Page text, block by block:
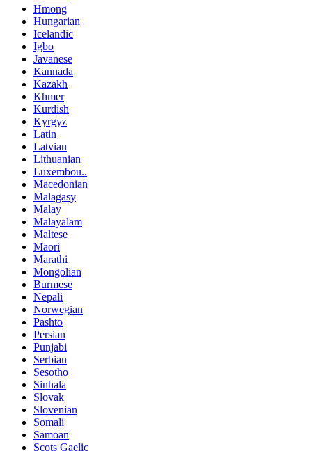
Hmong
Hungarian
Icelandic
Igbo
Javanese
Kannada
Kazakh
Khmer
Kurdish
Kyrgyz
Latin
Latvian
Lithuanian
Luxembou..
Macedonian
Malagasy
Malay
Malayalam
Maltese
Maori
Marathi
Mongolian
Burmese
Nepali
Norwegian
Pashto
Persian
Punjabi
Serbian
Sesotho
Sinhala
Slovak
Slovenian
Somali
Samoan
Scots Gaelic